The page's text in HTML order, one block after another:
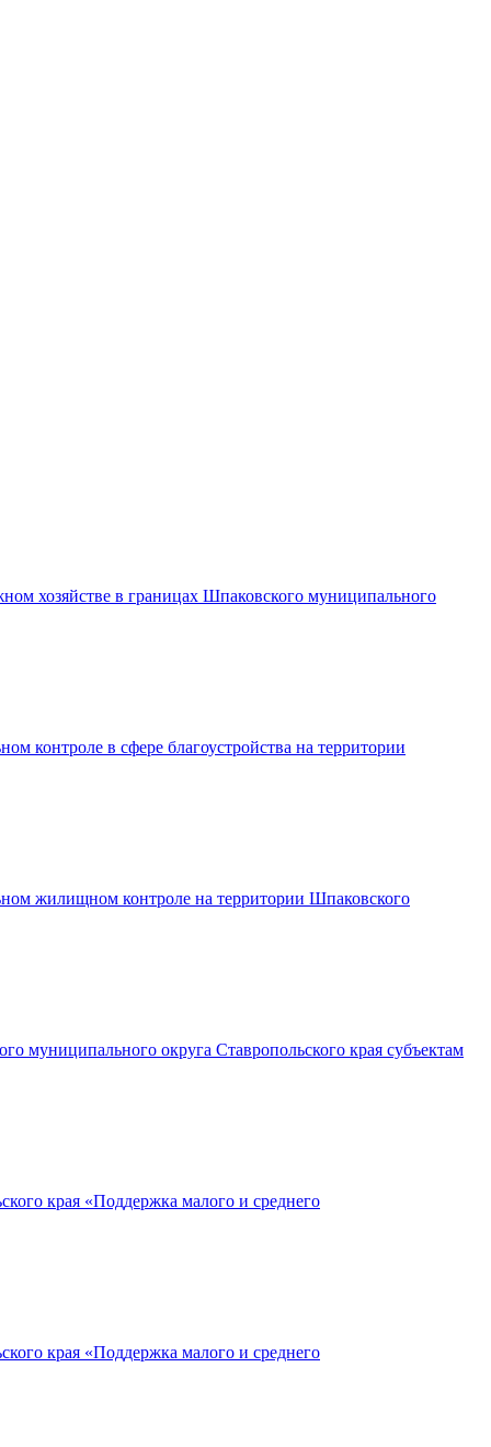
хозяйстве в границах Шпаковского муниципального
контроле в сфере благоустройства на территории
жилищном контроле на территории Шпаковского
муниципального округа Ставропольского края субъектам
края «Поддержка малого и среднего
края «Поддержка малого и среднего